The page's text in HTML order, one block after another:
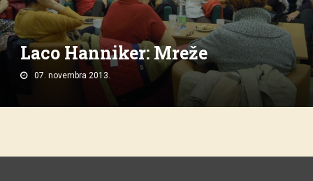
Laco Hanniker: Mreže
07. novembra 2013.